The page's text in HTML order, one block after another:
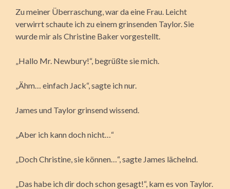
Zu meiner Überraschung, war da eine Frau. Leicht
verwirrt schaute ich zu einem grinsenden Taylor. Sie
wurde mir als Christine Baker vorgestellt.
„Hallo Mr. Newbury!“, begrüßte sie mich.
„Ähm… einfach Jack“, sagte ich nur.
James und Taylor grinsend wissend.
„Aber ich kann doch nicht…“
„Doch Christine, sie können…“, sagte James lächelnd.
„Das habe ich dir doch schon gesagt!“, kam es von Taylor.